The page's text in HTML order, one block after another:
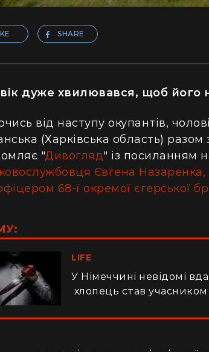
SHARE
дуже хвилювався, щоб його
від наступу окупантів,
(Харківська область)
"Дивогляд" із посиланням
Євгена
68-ї окремої єгерської
LIFE
У Німеччині невідомі
хлопець став учасником